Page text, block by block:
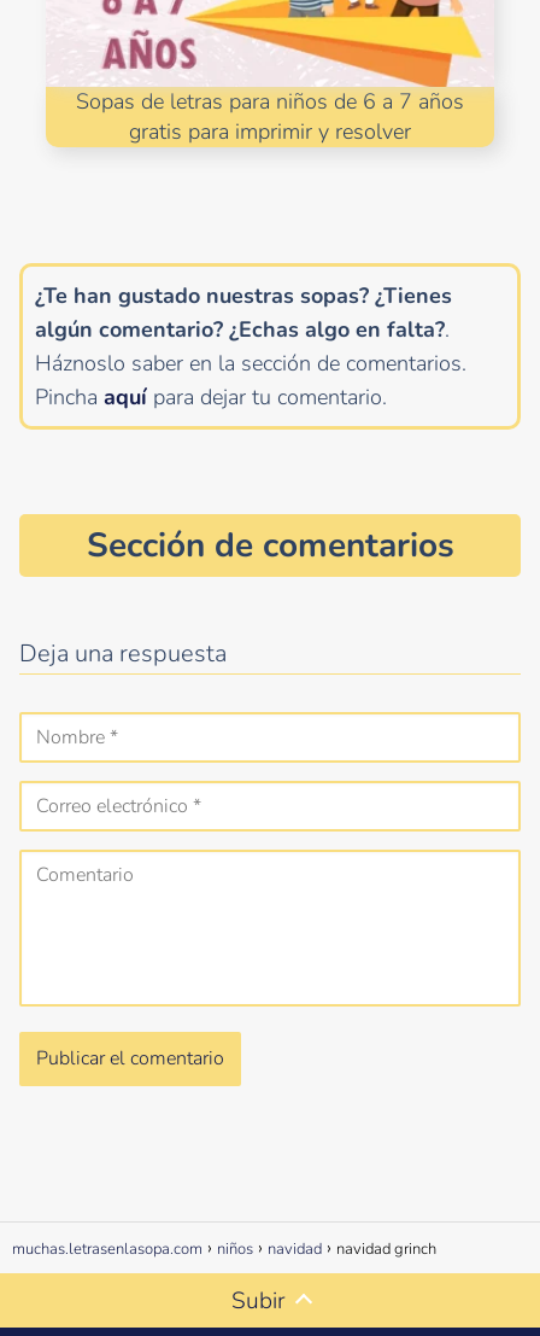
Sopas de letras para niños de 6 a 7 años
gratis para imprimir y resolver
¿Te han gustado nuestras sopas? ¿Tienes
algún comentario? ¿Echas algo en falta?.
Háznoslo saber en la sección de comentarios.
Pincha aquí para dejar tu comentario.
Sección de comentarios
Deja una respuesta
muchas.letrasenlasopa.com niños navidad navidad grinch
Subir